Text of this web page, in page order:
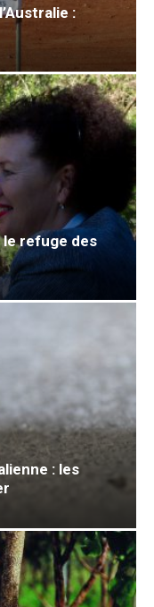
:
le refuge des
: les